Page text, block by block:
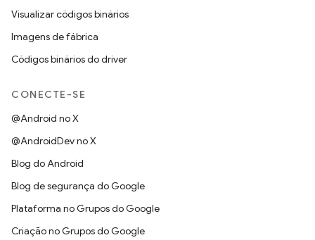
Visualizar códigos binários
Imagens de fábrica
Códigos binários do driver
CONECTE-SE
@Android no X
@AndroidDev no X
Blog do Android
Blog de segurança do Google
Plataforma no Grupos do Google
Criação no Grupos do Google